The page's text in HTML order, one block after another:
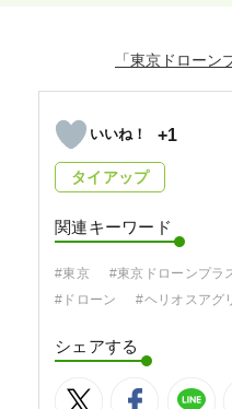
「東京ドローン
+1
タイアップ
関連キーワード
#東京 #東京ドローンプラ
#ドローン
#ヘリオスアグ
シェアする